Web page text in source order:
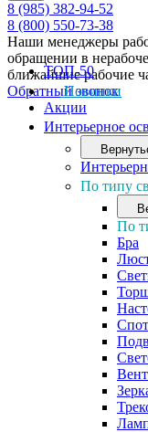
8 (985) 382-94-52
8 (800) 550-73-38
Наши менеджеры
обращении в
ближайшие рабочие
Обратный звонок
ТОП-50
Новинки
Акции
Интерьерное
По типу
По
Бра